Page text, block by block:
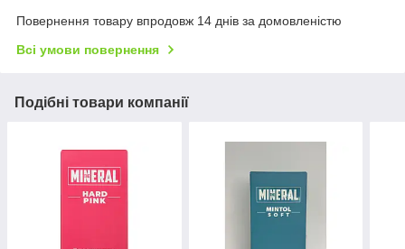
Повернення товару впродовж 14 днів за домовленістю
Всі умови повернення
Подібні товари компанії